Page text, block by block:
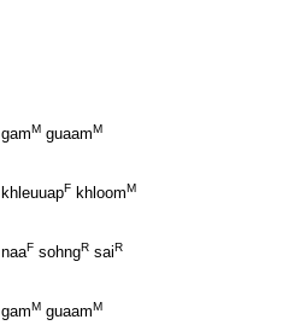
gamM guaamM
khleuuapF khloomM
naaF sohngR saiR
gamM guaamM